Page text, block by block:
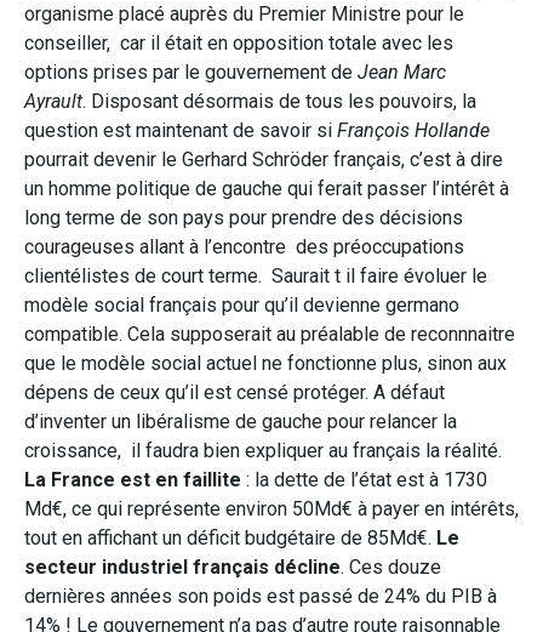
organisme placé auprès du Premier Ministre pour le
conseiller, car il était en opposition totale avec les
options prises par le gouvernement de Jean Marc
Ayrault. Disposant désormais de tous les pouvoirs, la
question est maintenant de savoir si François Hollande
pourrait devenir le Gerhard Schröder français, c’est à dire
un homme politique de gauche qui ferait passer l’intérêt à
long terme de son pays pour prendre des décisions
courageuses allant à l’encontre des préoccupations
clientélistes de court terme. Saurait t il faire évoluer le
modèle social français pour qu’il devienne germano
compatible. Cela supposerait au préalable de reconnnaitre
que le modèle social actuel ne fonctionne plus, sinon aux
dépens de ceux qu’il est censé protéger. A défaut
d’inventer un libéralisme de gauche pour relancer la
croissance, il faudra bien expliquer au français la réalité.
La France est en faillite : la dette de l’état est à 1730
Md€, ce qui représente environ 50Md€ à payer en intérêts,
tout en affichant un déficit budgétaire de 85Md€. Le
secteur industriel français décline. Ces douze
dernières années son poids est passé de 24% du PIB à
14% ! Le gouvernement n’a pas d’autre route raisonnable